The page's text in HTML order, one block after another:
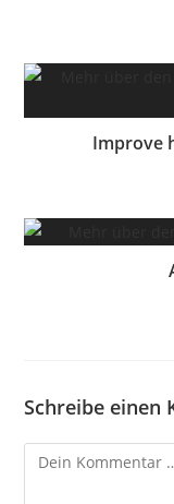
Improve
Schreibe einen
Kommentar